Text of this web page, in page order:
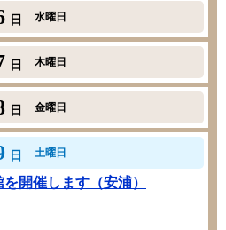
日 水曜日
日 木曜日
日 金曜日
日 土曜日
開催します（安浦）